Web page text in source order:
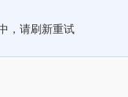
，请刷新重试